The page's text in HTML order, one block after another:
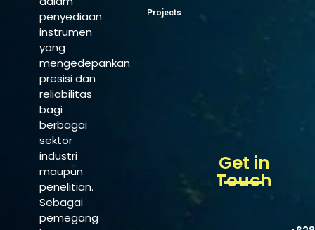
penyediaan
instrumen
yang
mengedepankan
presisi dan
reliabilitas
bagi
berbagai
sektor
industri
maupun
penelitian.
Sebagai
pemegang
Projects
Get in
Touch